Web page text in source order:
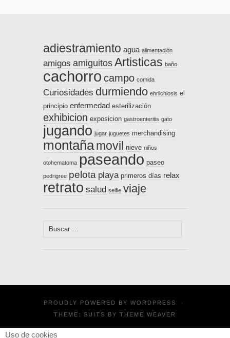
adiestramiento agua alimentación
amigos amiguitos Artisticas baño
cachorro campo comida
Curiosidades durmiendo ehrlichiosis el
principio enfermedad esterilización
exhibicion exposicion gastroenteritis gato
jugando jugar juguetes merchandising
montañamovil nieve niños
otohematoma paseando paseo
pedrigree pelota playa primeros días relax
retrato salud selfie viaje
Buscar:
PROUDLY POWERED BY WORDPRESS
·
THEME: SUITS BY THEME WEAVER
Uso de cookies